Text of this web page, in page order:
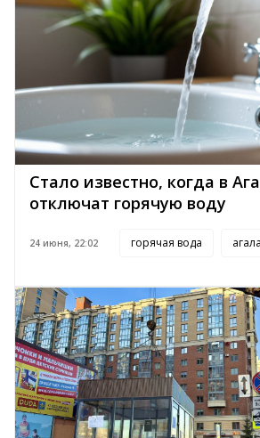
Стало известно, когда в
отключат горячую воду
24 июня, 22:02 горячая вода